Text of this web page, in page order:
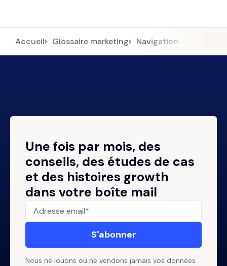
Accueil Glossaire marketing Navigation
Une fois par mois, des
conseils, des études de cas
et des histoires growth
dans votre boîte mail
Nous ne louons ou ne vendons jamais vos données